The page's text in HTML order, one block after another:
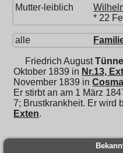
Mutter-leiblich
* 22
alle
Friedrich August
Oktober 1839 in Nr.13,
November 1839 in
Er stirbt an am 1 März
7; Brustkrankheit. Er wird
Exten.